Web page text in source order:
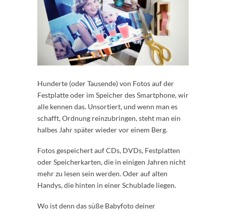
Hunderte (oder Tausende) von Fotos auf der
Festplatte oder im Speicher des Smartphone, wir
alle kennen das. Unsortiert, und wenn man es
schafft, Ordnung reinzubringen, steht man ein
halbes Jahr später wieder vor einem Berg.
Fotos gespeichert auf CDs, DVDs, Festplatten
oder Speicherkarten, die in einigen Jahren nicht
mehr zu lesen sein werden. Oder auf alten
Handys, die hinten in einer Schublade liegen.
Wo ist denn das süße Babyfoto deiner